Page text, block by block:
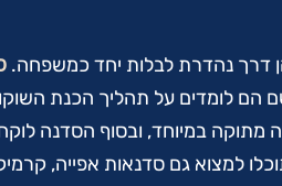
הן דרך נהדרת לבלות יחד כמשפחה.
הם לומדים על תהליך הכנת
מתוקה במיוחד, ובסוף הסדנה
למצוא גם סדנאות אפייה,